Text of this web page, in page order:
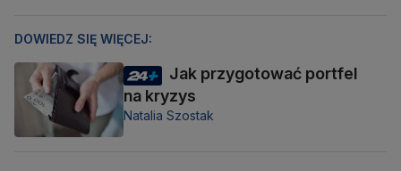
DOWIEDZ SIĘ WIĘCEJ:
Jak przygotować portfel
na kryzys
Natalia Szostak